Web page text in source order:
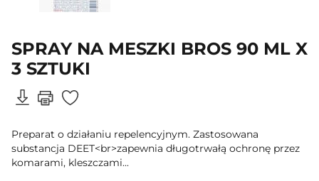
SPRAY NA MESZKI BROS 90 ML X
3 SZTUKI
Preparat o działaniu repelencyjnym. Zastosowana
substancja DEET<br>zapewnia długotrwałą ochronę przez
komarami, kleszczami...